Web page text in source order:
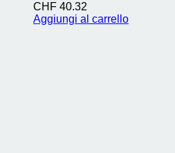
CHF 40.32
Aggiungi al carrello